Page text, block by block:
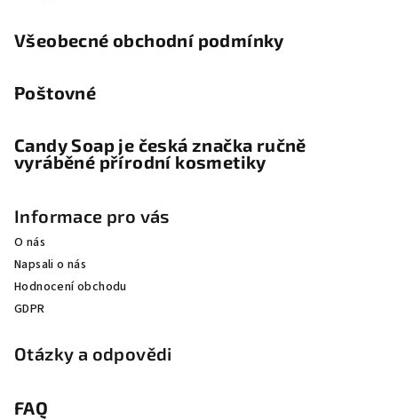
Všeobecné obchodní podmínky
Poštovné
Candy Soap je česká značka ručně
vyráběné přírodní kosmetiky
Informace pro vás
O nás
Napsali o nás
Hodnocení obchodu
GDPR
Otázky a odpovědi
FAQ